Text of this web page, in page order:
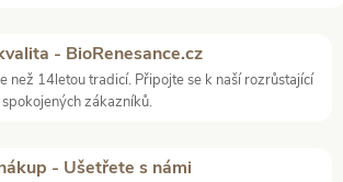
- BioRenesance.cz
než 14letou tradicí. Připojte se k naší rozrůstající
zákazníků.
- Ušetřete s námi